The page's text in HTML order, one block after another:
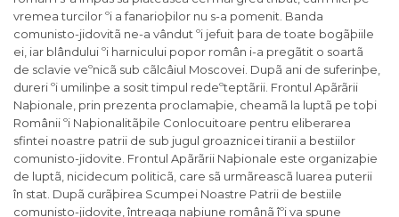
vremea turcilor ºi a fanarioþilor nu s-a pomenit. Banda
comunisto-jidovitã ne-a vândut ºi jefuit þara de toate bogãþiile
ei, iar blândului ºi harnicului popor român i-a pregãtit o soartã
de sclavie veºnicã sub cãlcâiul Moscovei. Dupã ani de suferinþe,
dureri ºi umilinþe a sosit timpul redeºteptãrii. Frontul Apãrãrii
Naþionale, prin prezenta proclamaþie, cheamã la luptã pe toþi
Românii ºi Naþionalitãþile Conlocuitoare pentru eliberarea
sfintei noastre patrii de sub jugul groaznicei tiranii a bestiilor
comunisto-jidovite. Frontul Apãrãrii Naþionale este organizaþie
de luptã, nicidecum politicã, care sã urmãreascã luarea puterii
în stat. Dupã curãþirea Scumpei Noastre Patrii de bestiile
comunisto-jidovite, întreaga naþiune românã îºi va spune